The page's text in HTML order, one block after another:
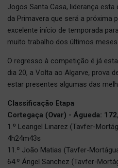
Jogos Santa Casa, liderança esta
da Primavera que será a próxima
excelente início de temporada
muito trabalho dos últimos meses.
O regresso à competição é já
dia 20, a Volta ao Algarve, prova
estar presentes algumas das
Classificação Etapa
Cortegaça (Ovar) - Águeda:
1.º Leangel Linarez (Tavfer-
4h24m43s
11.º João Matias (Tavfer-
64.º Ángel Sanchez (Tavfer-